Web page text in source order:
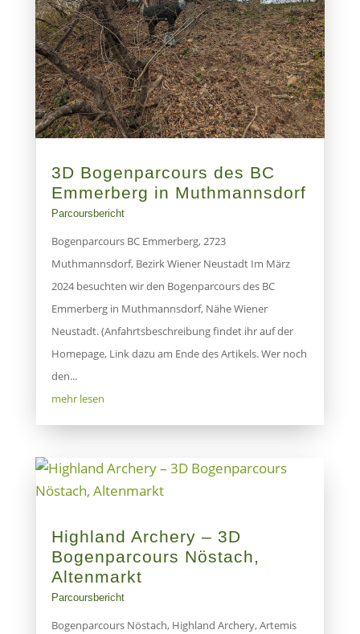
3D Bogenparcours des BC
Emmerberg in Muthmannsdorf
Parcoursbericht
Bogenparcours BC Emmerberg, 2723
Muthmannsdorf, Bezirk Wiener Neustadt Im März
2024 besuchten wir den Bogenparcours des BC
Emmerberg in Muthmannsdorf, Nähe Wiener
Neustadt. (Anfahrtsbeschreibung findet ihr auf der
Homepage, Link dazu am Ende des Artikels. Wer noch
den...
mehr lesen
Highland Archery – 3D
Bogenparcours Nöstach,
Altenmarkt
Parcoursbericht
Bogenparcours Nöstach, Highland Archery, Artemis